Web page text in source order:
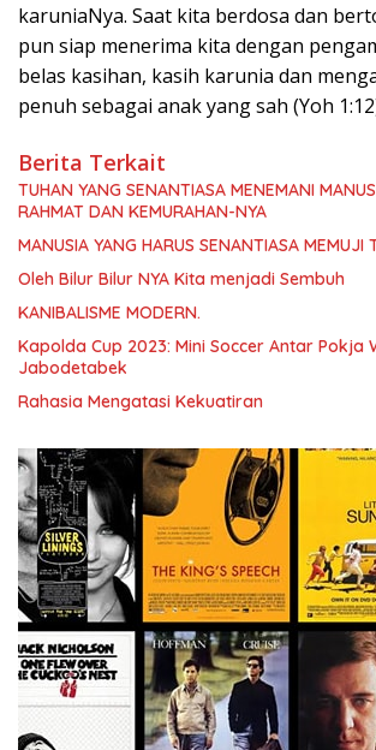
karuniaNya. Saat kita berdosa dan
pun siap menerima kita dengan
belas kasihan, kasih karunia dan
penuh sebagai anak yang sah (Yoh
Berita Terkait
TUHAN YANG SENANTIASA MENEMANI
RAHMAT DAN KEMURAHAN-NYA
MANUSIA YANG HARUS SENANTIASA MEMUJI
Oleh Bilur Bilur NYA Kita menjadi Sembuh
KANIBALISME MODERN.
Kapolda Cup 2023: Mini Soccer Antar Pokja
Jabodetabek
Rahasia Mengatasi Kekuatiran